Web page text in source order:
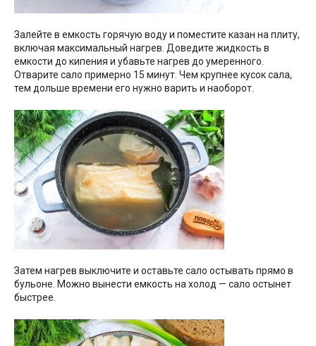
Залейте в емкость горячую воду и поместите казан на плиту,
включая максимальный нагрев. Доведите жидкость в
емкости до кипения и убавьте нагрев до умеренного.
Отварите сало примерно 15 минут. Чем крупнее кусок сала,
тем дольше времени его нужно варить и наоборот.
Затем нагрев выключите и оставьте сало остывать прямо в
бульоне. Можно вынести емкость на холод — сало остынет
быстрее.